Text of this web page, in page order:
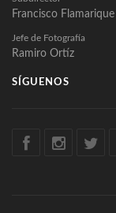
Francisco Flamarique
Jefe de Fotografía
Ramiro Ortíz
SÍGUENOS